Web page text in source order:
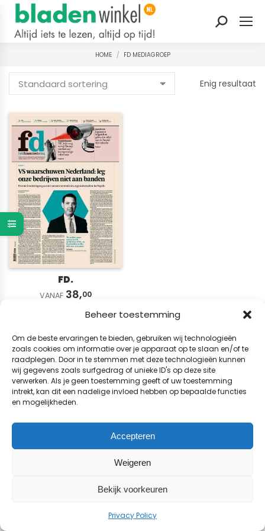
Beheer toestemming
Om de beste ervaringen te bieden, gebruiken wij technologieën
zoals cookies om informatie over je apparaat op te slaan en/of te
raadplegen. Door in te stemmen met deze technologieën kunnen
wij gegevens zoals surfgedrag of unieke ID's op deze site
verwerken. Als je geen toestemming geeft of uw toestemming
intrekt, kan dit een nadelige invloed hebben op bepaalde functies
en mogelijkheden.
Accepteren
Weigeren
Bekijk voorkeuren
Privacy Policy
Zoeken:
Je bent hier:
HOME FD MEDIAGROEP
Enig resultaat
FD.
VANAF 38,00
© 2026 BladenWinkel.nl